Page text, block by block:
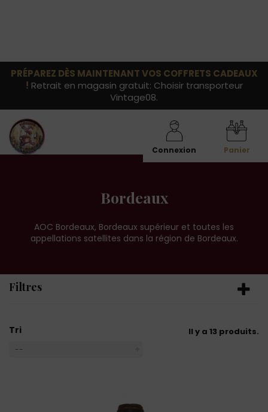
PRÉPAREZ DÈS MAINTENANT VOS COFFRETS CADEAUX
! Retrait en magasin gratuit: Choisir transporteur
Vintage08.
Connexion Panier
Bordeaux
AOC Bordeaux, Bordeaux supérieur et toutes les
appellations satellites dans la région de Bordeaux.
Filtres
Tri
--
Il y a 13 produits.